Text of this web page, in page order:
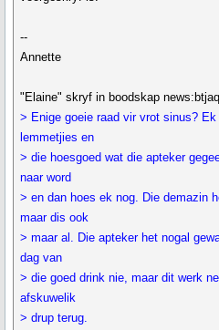
--
Annette
"Elaine" skryf in boodskap
> Enige goeie raad vir vrot sinus?
lemmetjies en
> die hoesgoed wat die apteker
naar word
> en dan hoes ek nog. Die demazin
maar dis ook
> maar al. Die apteker het nogal
dag van
> die goed drink nie, maar dit werk
afskuwelik
> drup terug.